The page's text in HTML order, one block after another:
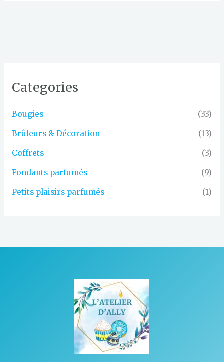
Categories
Bougies (33)
Brûleurs & Décoration (13)
Coffrets (3)
Fondants parfumés (9)
Petits plaisirs parfumés (1)